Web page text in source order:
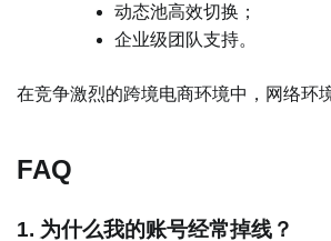
动态池高效切换；
企业级团队支持。
在竞争激烈的跨境电商环境中，网络环
FAQ
1. 为什么我的账号经常掉线？